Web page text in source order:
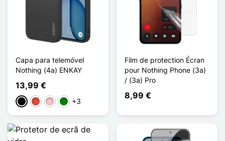
Capa para telemóvel
Nothing (4a) ENKAY
13,99 €
PretoVermelho
RosaVerde
+3
Film de protection Écran
pour Nothing Phone (3a)
/ (3a) Pro
8,99 €